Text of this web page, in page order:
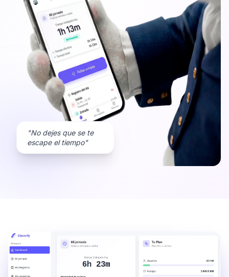
"No dejes que se te
escape el tiempo"